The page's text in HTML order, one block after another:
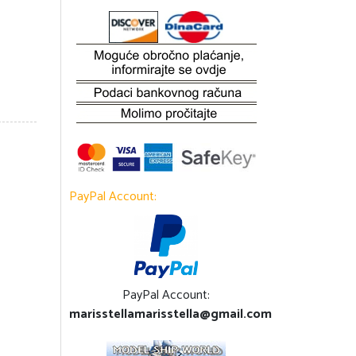
PayPal Account:
PayPal Account:
marisstellamarisstella@gmail.com